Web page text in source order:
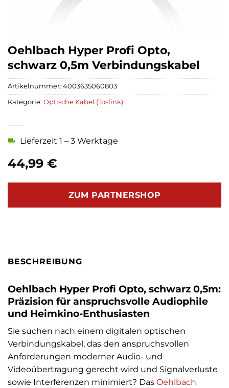
Oehlbach Hyper Profi Opto,
schwarz 0,5m Verbindungskabel
44,99 €
Lieferzeit 1 – 3 Werktage
ZUM PARTNERSHOP
Artikelnummer: 4003635060803
Kategorie: Optische Kabel (Toslink)
BESCHREIBUNG
Oehlbach Hyper Profi Opto, schwarz 0,5m:
Präzision für anspruchsvolle Audiophile
und Heimkino-Enthusiasten
Sie suchen nach einem digitalen optischen
Verbindungskabel, das den anspruchsvollen
Anforderungen moderner Audio- und
Videoübertragung gerecht wird und Signalverluste
sowie Interferenzen minimiert? Das Oehlbach